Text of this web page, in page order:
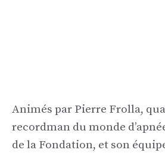
Animés par Pierre Frolla,
recordman du monde
de la Fondation, et son